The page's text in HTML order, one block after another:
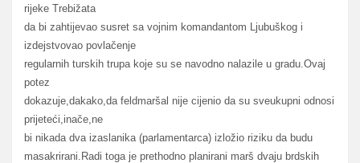
rijeke Trebižata
da bi zahtijevao susret sa vojnim komandantom Ljubuškog i
izdejstvovao povlačenje
regularnih turskih trupa koje su se navodno nalazile u gradu.Ovaj
potez
dokazuje,dakako,da feldmaršal nije cijenio da su sveukupni odnosi
prijeteći,inače,ne
bi nikada dva izaslanika (parlamentarca) izložio riziku da budu
masakrirani.Radi toga je prethodno planirani marš dvaju brdskih